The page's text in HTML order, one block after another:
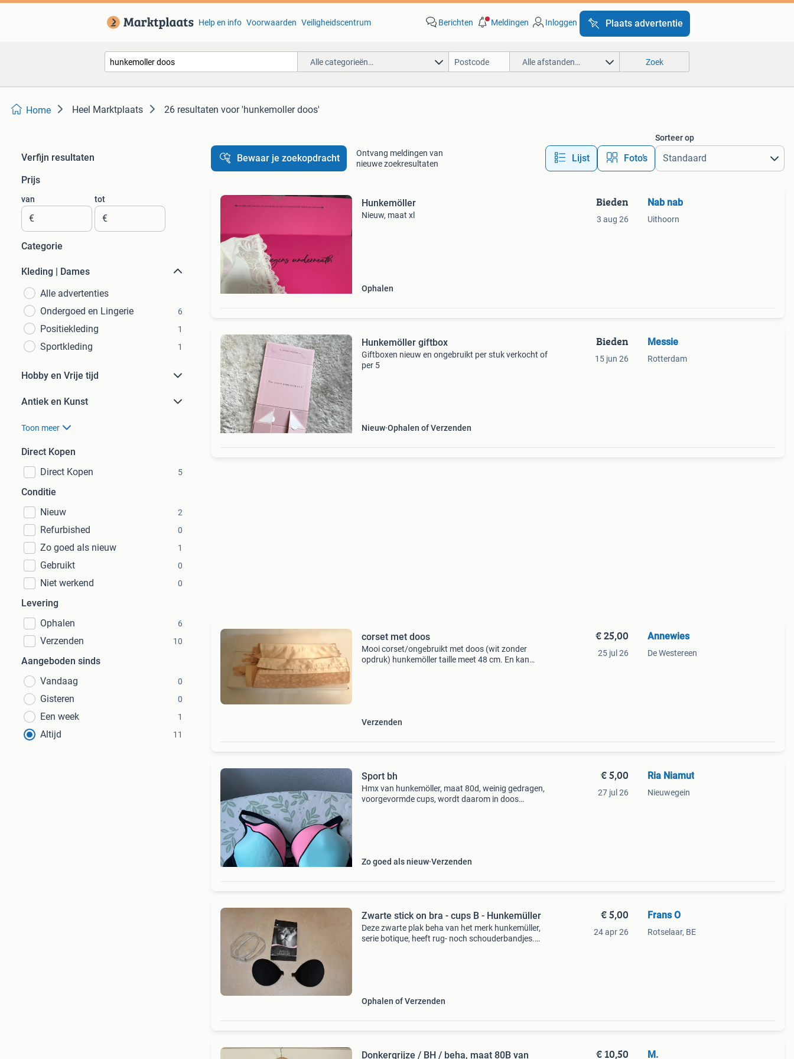
Help en info Voorwaarden Veiligheidscentrum Berichten Meldingen Inloggen Plaats advertentie
Alle categorieën… Alle afstanden… Zoek
Home Heel Marktplaats 26 resultaten voor 'hunkemoller doos'
Verfijn resultaten
Prijs
van
€
tot
€
Categorie
Kleding | Dames
Alle advertenties
Ondergoed en Lingerie
6
Positiekleding 1
Sportkleding 1
Hobby en Vrije tijd
Antiek en Kunst
Toon meer
Direct Kopen
Direct Kopen
5
Conditie
Nieuw
2
Refurbished 0
Zo goed als nieuw 1
Gebruikt 0
Niet werkend 0
Levering
Ophalen
6
Verzenden 10
Aangeboden sinds
Vandaag
0
Gisteren 0
Een week 1
Altijd 11
Bewaar je zoekopdracht
Ontvang meldingen van
nieuwe zoekresultaten
Lijst Foto’s
Sorteer op
Hunkemöller
Nieuw, maat xl
Ophalen
Bieden
3 aug 26
Nab nab
Uithoorn
Hunkemöller giftbox
Giftboxen nieuw en ongebruikt per stuk verkocht of
per 5
Nieuw Ophalen of Verzenden
Bieden
15 jun 26
Messie
Rotterdam
corset met doos
Mooi corset/ongebruikt met doos (wit zonder
opdruk) hunkemöller taille meet 48 cm. En kan
Verzenden
€ 25,00
25 jul 26
Annewies
De Westereen
Sport bh
Hmx van hunkemöller, maat 80d, weinig gedragen,
voorgevormde cups, wordt daarom in doos
Zo goed als nieuw Verzenden
€ 5,00
27 jul 26
Ria Niamut
Nieuwegein
Zwarte stick on bra - cups B - Hunkemüller
Deze zwarte plak beha van het merk hunkemüller,
serie botique, heeft rug- noch schouderbandjes.
Ophalen of Verzenden
€ 5,00
24 apr 26
Frans O
Rotselaar, BE
Donkergrijze / BH / beha, maat 80B van € 10,50 M.